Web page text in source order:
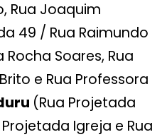
Rua Joaquim
49 / Rua Raimundo
Soares, Rua
e Rua Professora
(Rua Projetada
Projetada Igreja e Rua